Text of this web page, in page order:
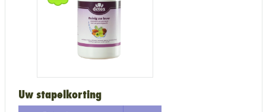
Uw stapelkorting